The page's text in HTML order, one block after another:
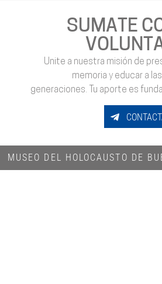
SUMATE
Unite a nuestra misión de
memoria y educar a
generaciones. Tu aporte es
MUSEO DEL HOLOCAUSTO DE